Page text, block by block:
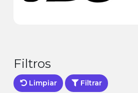
Filtros
Limpiar Filtrar